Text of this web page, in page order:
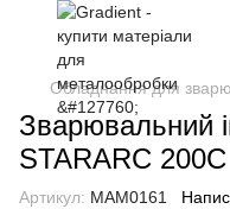
Обладнання для
Зварювальний
STARARC 200С
Артикул: MAM0161